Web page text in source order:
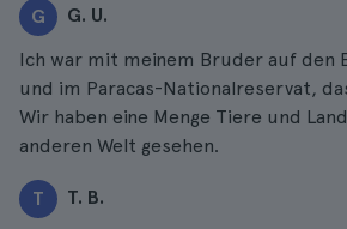
G G. U.
Ich war mit meinem Bruder auf den
und im Paracas-Nationalreservat,
Wir haben eine Menge Tiere und
anderen Welt gesehen.
T T. B.